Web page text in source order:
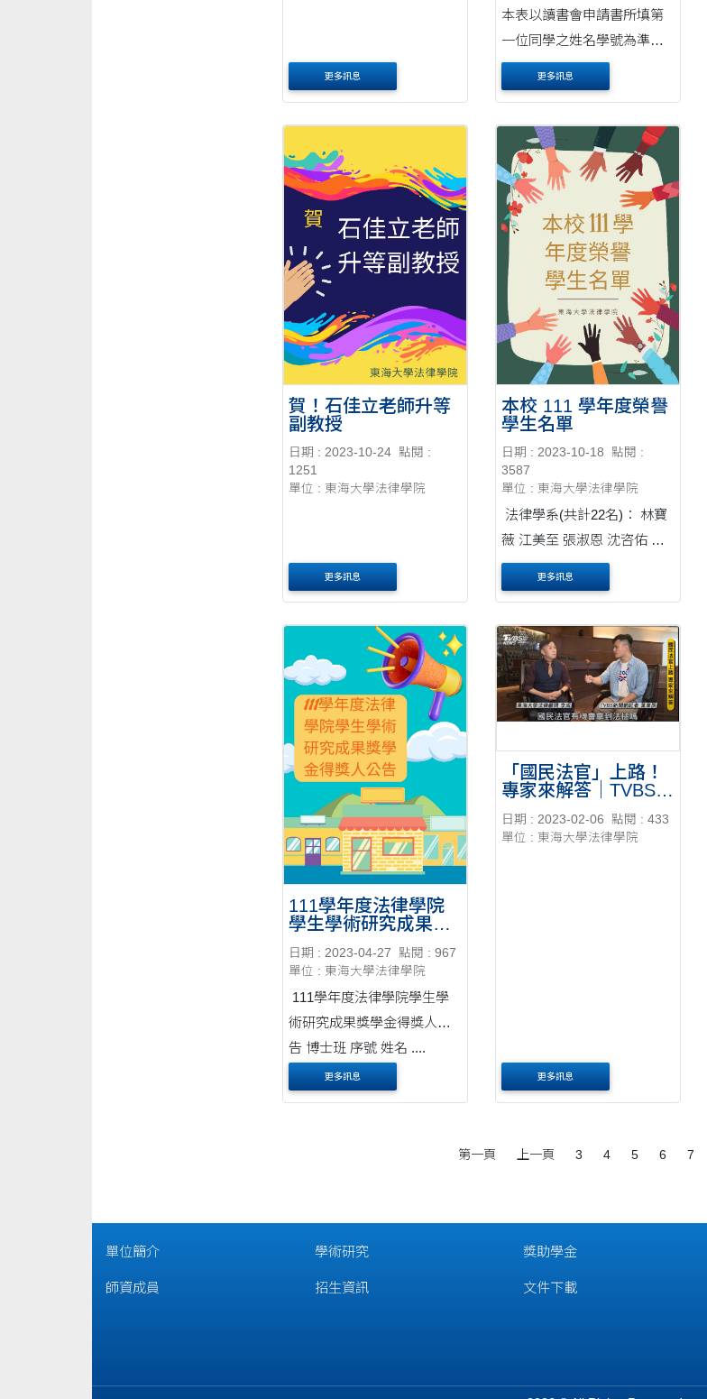
更多訊息
本表以讀書會申請書所填第
一位同學之姓名學號為準，
以下為通過名單：
更多訊息
賀！石佳立老師升等
副教授
日期 : 2023-10-24 點閱 :
1251
單位 : 東海大學法律學院
更多訊息
本校 111 學年度榮譽
學生名單
日期 : 2023-10-18
點閱 :
3587
單位 : 東海大學法律學院
法律學系(共計22名)： 林寶
薇 江美至 張淑恩 沈咨佑 王
家瓘 胡雅婷 ....
更多訊息
111學年度法律學院
學生學術研究成果獎
日期 : 2023-04-27
點閱 : 967
單位 : 東海大學法律學院
111學年度法律學院學生學
術研究成果獎學金得獎人公
告 博士班 序號 姓名 ....
更多訊息
「國民法官」上路！
專家來解答｜TVBS新
日期 : 2023-02-06
點閱 : 433
單位 : 東海大學法律學院
更多訊息
第一頁 上一頁 3 4 5 6 7
單位簡介
師資成員
學術研究
招生資訊
獎助學金
文件下載